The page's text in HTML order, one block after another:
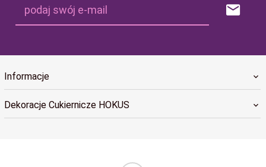
podaj swój e-mail
Informacje
Dekoracje Cukiernicze HOKUS